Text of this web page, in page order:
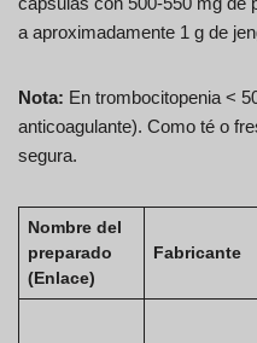
a aproximadamente 1 g de
Nota: En trombocitopenia <
anticoagulante). Como té o
segura.
Nombre del
preparado
(Enlace)
Fabricante